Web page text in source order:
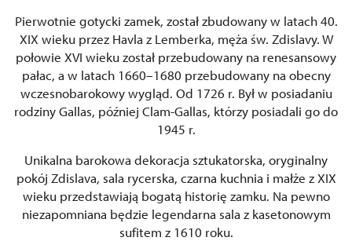
Pierwotnie gotycki zamek, został zbudowany w latach 40.
XIX wieku przez Havla z Lemberka, męża św. Zdislavy. W
połowie XVI wieku został przebudowany na renesansowy
pałac, a w latach 1660–1680 przebudowany na obecny
wczesnobarokowy wygląd. Od 1726 r. Był w posiadaniu
rodziny Gallas, później Clam-Gallas, którzy posiadali go do
1945 r.
Unikalna barokowa dekoracja sztukatorska, oryginalny
pokój Zdislava, sala rycerska, czarna kuchnia i małże z XIX
wieku przedstawiają bogatą historię zamku. Na pewno
niezapomniana będzie legendarna sala z kasetonowym
sufitem z 1610 roku.